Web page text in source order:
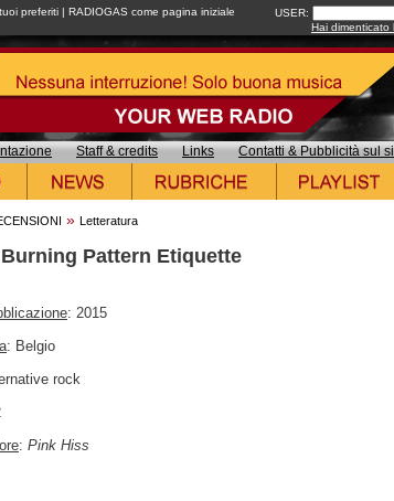
preferiti | RADIOGAS come pagina iniziale USER:
Hai dimenticato
Staff & credits Links Contatti & Pubblicità sul
» Letteratura
Pattern Etiquette
: 2015
: Belgio
rock
: Pink Hiss